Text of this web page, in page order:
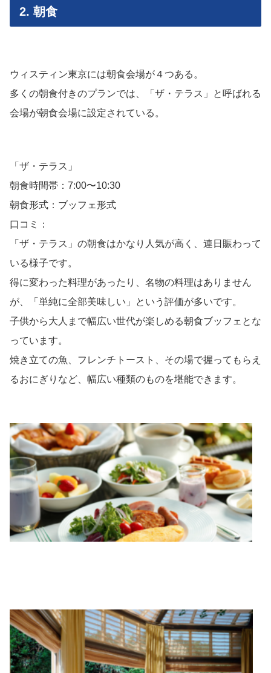
2. 朝食
ウィスティン東京には朝食会場が４つある。
多くの朝食付きのプランでは、「ザ・テラス」と呼ばれる
会場が朝食会場に設定されている。
「ザ・テラス」
朝食時間帯：7:00〜10:30
朝食形式：ブッフェ形式
口コミ：
「ザ・テラス」の朝食はかなり人気が高く、連日賑わって
いる様子です。
得に変わった料理があったり、名物の料理はありません
が、「単純に全部美味しい」という評価が多いです。
子供から大人まで幅広い世代が楽しめる朝食ブッフェとな
っています。
焼き立ての魚、フレンチトースト、その場で握ってもらえ
るおにぎりなど、幅広い種類のものを堪能できます。